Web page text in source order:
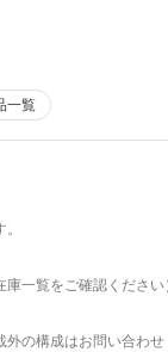
一覧
一覧をご確認ください
の構成はお問い合わ